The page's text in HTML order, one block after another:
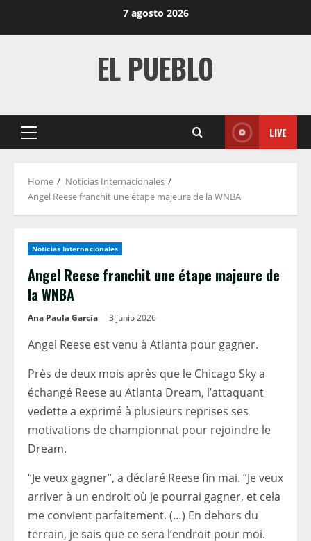
7 agosto 2026
EL PUEBLO
Primary
LIVE
Home
Noticias Internacionales
Angel Reese franchit une étape majeure de la WNBA
Noticias Internacionales
Angel Reese franchit une étape majeure de
la WNBA
Ana Paula García 3 junio 2026
Angel Reese est venu à Atlanta pour gagner.
Près de deux mois après que le Chicago Sky a
échangé Reese au Atlanta Dream, l’attaquant
vedette a exprimé à plusieurs reprises ses
motivations de championnat pour rejoindre le
Dream.
“Je veux gagner”, a déclaré Reese fin mai. “Je veux
arriver à un endroit où je pourrai gagner, et cela
me convient parfaitement. (…) En dehors du
terrain, je sais que ce sera l’endroit pour moi.